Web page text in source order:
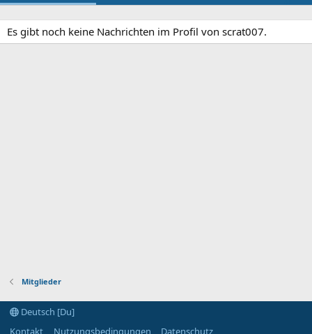
Es gibt noch keine Nachrichten im Profil von scrat007.
Mitglieder
Deutsch [Du]
Kontakt
Nutzungsbedingungen Datenschutz